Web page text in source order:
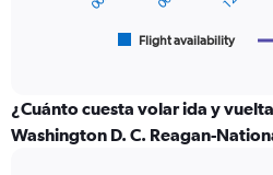
displaying
categories.
Range:
Flight availability
¿Cuánto cuesta volar ida y
Washington D. C. Reagan-